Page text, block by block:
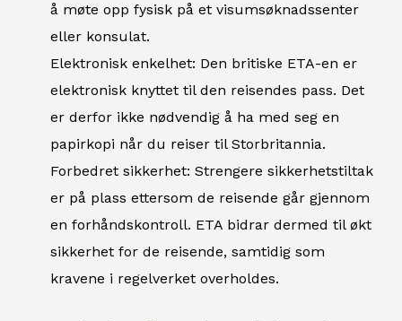
å møte opp fysisk på et visumsøknadssenter
eller konsulat.
Elektronisk enkelhet: Den britiske ETA-en er
elektronisk knyttet til den reisendes pass. Det
er derfor ikke nødvendig å ha med seg en
papirkopi når du reiser til Storbritannia.
Forbedret sikkerhet: Strengere sikkerhetstiltak
er på plass ettersom de reisende går gjennom
en forhåndskontroll. ETA bidrar dermed til økt
sikkerhet for de reisende, samtidig som
kravene i regelverket overholdes.